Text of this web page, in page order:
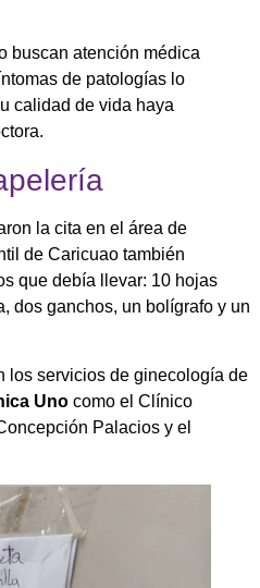
buscan atención médica
de patologías lo
calidad de vida haya
la cita en el área de
de Caricuao también
que debía llevar: 10 hojas
dos ganchos, un bolígrafo y un
los servicios de ginecología de
Uno como el Clínico
Palacios y el